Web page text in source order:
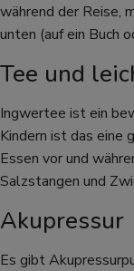
während der Reise,
unten (auf ein Buch
Tee und
Ingwertee ist ein
Kindern ist das eine
Essen vor und
Salzstangen und
Akupressur
Es gibt